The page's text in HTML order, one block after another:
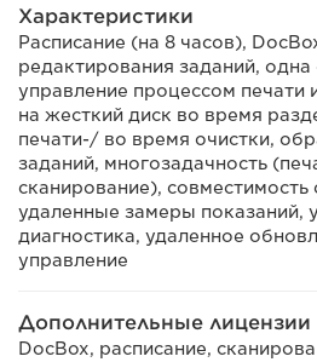
Характеристики
Расписание (на 8 часов),
редактирования заданий, одна
управление процессом печати
на жесткий диск во время
печати-/ во время очистки,
заданий, многозадачность
сканирование), совместимость
удаленные замеры показаний,
диагностика, удаленное
управление
Дополнительные лицензии
DocBox, расписание,